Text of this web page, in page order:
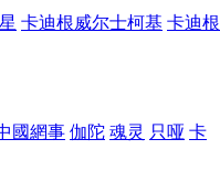
卡迪根威尔士柯基 卡迪根
國網事 伽陀 魂灵 只哑 卡